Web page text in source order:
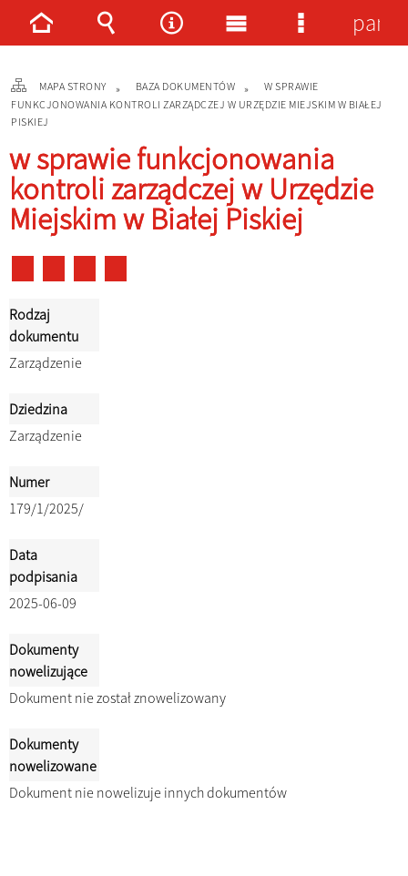
MAPA STRONY BAZA DOKUMENTÓW
W SPRAWIE
FUNKCJONOWANIA KONTROLI ZARZĄDCZEJ W URZĘDZIE MIEJSKIM W BIAŁEJ
PISKIEJ
w sprawie funkcjonowania
kontroli zarządczej w Urzędzie
Miejskim w Białej Piskiej
Rodzaj
dokumentu
Zarządzenie
Dziedzina
Zarządzenie
Numer
179/1/2025/
Data
podpisania
2025-06-09
Dokumenty
nowelizujące
Dokument nie został znowelizowany
Dokumenty
nowelizowane
Dokument nie nowelizuje innych dokumentów
Strona
główna
Wyszukiwarka
NarzędziaMenu
główne
Menu
szczegółowe
panel